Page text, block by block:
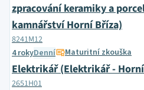
zpracování keramiky a
kamnářství Horní Bříza)
8241M12
4 rokyDenní Maturitní zkouška
Elektrikář (Elektrikář -
2651H01